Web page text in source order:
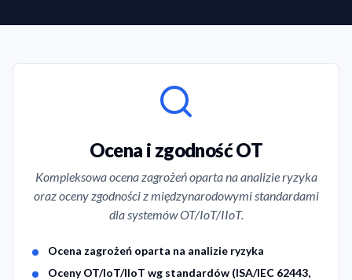
Our Cybersecurity Services
Ocena i zgodność OT
Kompleksowa ocena zagrożeń oparta na analizie ryzyka
oraz oceny zgodności z międzynarodowymi standardami
dla systemów OT/IoT/IIoT.
Service Features
Ocena zagrożeń oparta na analizie ryzyka
Oceny OT/IoT/IIoT wg standardów (ISA/IEC 62443,